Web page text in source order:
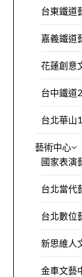
台東鐵道
嘉義鐵道
花蓮創意
台中鐵道
台北華山
藝術中心
國家表演
台北當代
台北數位
新思維人
金車文藝